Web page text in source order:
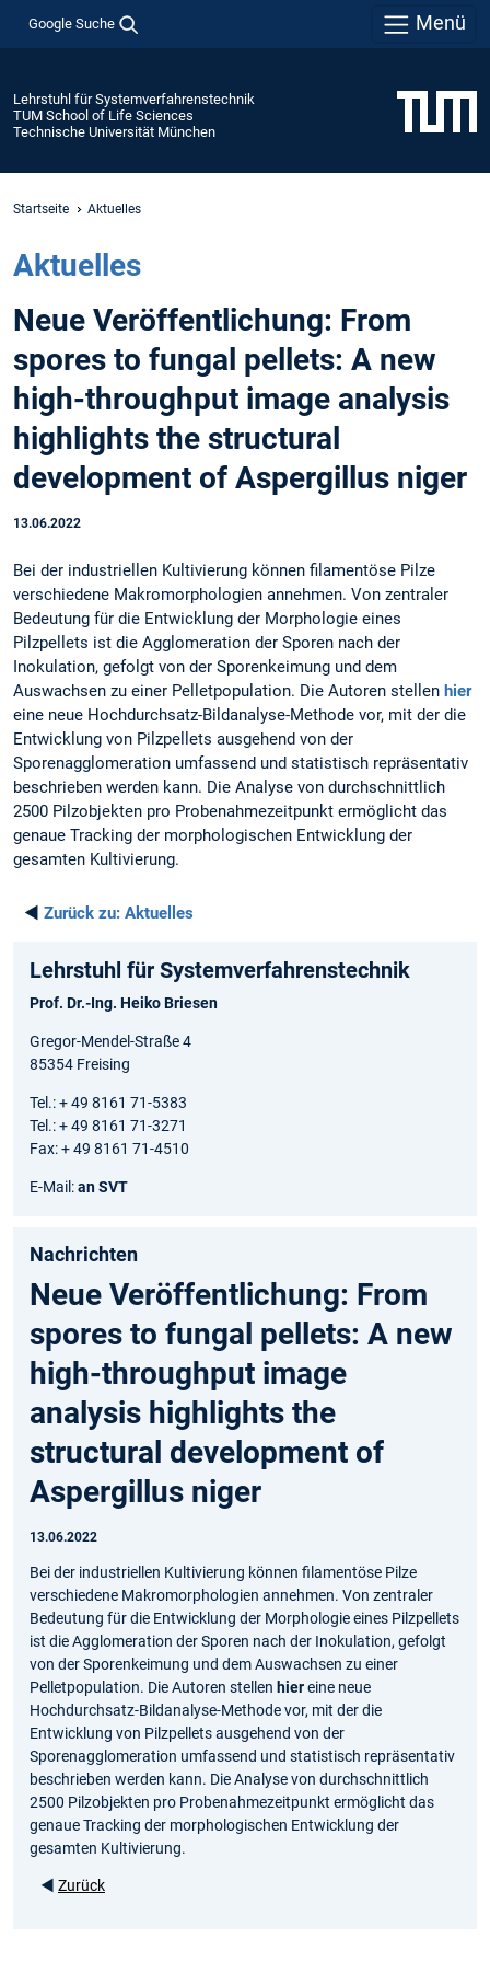
Google Suche Menü
Lehrstuhl für Systemverfahrenstechnik
TUM School of Life Sciences
Technische Universität München
Startseite Aktuelles
Aktuelles
Neue Veröffentlichung: From
spores to fungal pellets: A new
high-throughput image analysis
highlights the structural
development of Aspergillus niger
13.06.2022
Bei der industriellen Kultivierung können filamentöse Pilze
verschiedene Makromorphologien annehmen. Von zentraler
Bedeutung für die Entwicklung der Morphologie eines
Pilzpellets ist die Agglomeration der Sporen nach der
Inokulation, gefolgt von der Sporenkeimung und dem
Auswachsen zu einer Pelletpopulation. Die Autoren stellen hier
eine neue Hochdurchsatz-Bildanalyse-Methode vor, mit der die
Entwicklung von Pilzpellets ausgehend von der
Sporenagglomeration umfassend und statistisch repräsentativ
beschrieben werden kann. Die Analyse von durchschnittlich
2500 Pilzobjekten pro Probenahmezeitpunkt ermöglicht das
genaue Tracking der morphologischen Entwicklung der
gesamten Kultivierung.
◄ Zurück zu: Aktuelles
Lehrstuhl für System­verfahrens­technik
Prof. Dr.-Ing. Heiko Briesen
Gregor-Mendel-Straße 4
85354 Freising
Tel.: + 49 8161 71-5383
Tel.: + 49 8161 71-3271
Fax: + 49 8161 71-4510
E-Mail:an SVT
Nachrichten
Neue Veröffentlichung: From
spores to fungal pellets: A new
high-throughput image
analysis highlights the
structural development of
Aspergillus niger
13.06.2022
Bei der industriellen Kultivierung können filamentöse Pilze
verschiedene Makromorphologien annehmen. Von zentraler
Bedeutung für die Entwicklung der Morphologie eines Pilzpellets
ist die Agglomeration der Sporen nach der Inokulation, gefolgt
von der Sporenkeimung und dem Auswachsen zu einer
Pelletpopulation. Die Autoren stellen hiereine neue
Hochdurchsatz-Bildanalyse-Methode vor, mit der die
Entwicklung von Pilzpellets ausgehend von der
Sporenagglomeration umfassend und statistisch repräsentativ
beschrieben werden kann. Die Analyse von durchschnittlich
2500 Pilzobjekten pro Probenahmezeitpunkt ermöglicht das
genaue Tracking der morphologischen Entwicklung der
gesamten Kultivierung.
◄ Zurück